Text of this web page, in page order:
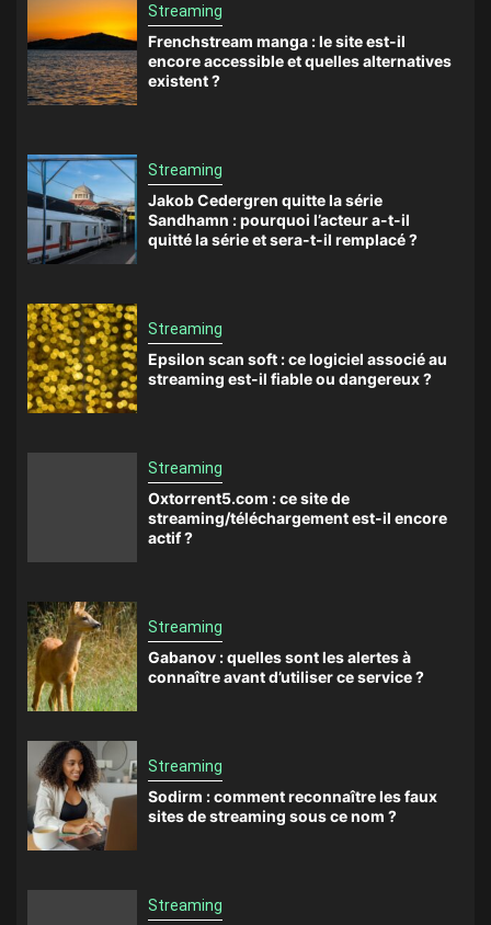
Streaming
Frenchstream manga : le site est-il
encore accessible et quelles alternatives
existent ?
Streaming
Jakob Cedergren quitte la série
Sandhamn : pourquoi l’acteur a-t-il
quitté la série et sera-t-il remplacé ?
Streaming
Epsilon scan soft : ce logiciel associé au
streaming est-il fiable ou dangereux ?
Streaming
Oxtorrent5.com : ce site de
streaming/téléchargement est-il encore
actif ?
Streaming
Gabanov : quelles sont les alertes à
connaître avant d’utiliser ce service ?
Streaming
Sodirm : comment reconnaître les faux
sites de streaming sous ce nom ?
Streaming